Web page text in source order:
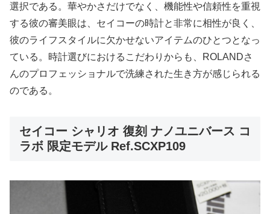
選択である。華やかさだけでなく、機能性や信頼性を重視
する彼の審美眼は、セイコーの時計と非常に相性が良く、
彼のライフスタイルに欠かせないアイテムのひとつとなっ
ている。時計選びにおけるこだわりからも、ROLANDさ
んのプロフェッショナルで洗練された生き方が感じられる
のである。
セイコー シャリオ 復刻 ナノユニバース コ
ラボ 限定モデル Ref.SCXP109